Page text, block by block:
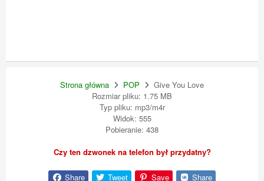
Strona główna POP
Give You Love
Rozmiar pliku: 1.75 MB
Typ pliku: mp3/m4r
Widok: 555
Pobieranie: 438
Czy ten dzwonek na telefon był przydatny?
Share Tweet Save Share